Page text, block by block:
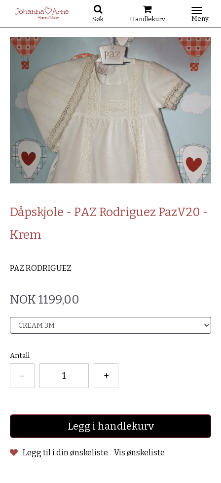
Søk Handlekurv Meny
Dåpskjole - PAZ Rodriguez PazV20 -
Krem
PAZ RODRIGUEZ
NOK 1199,00
Antall
– +
Legg i handlekurv
Legg til i din ønskeliste Vis ønskeliste